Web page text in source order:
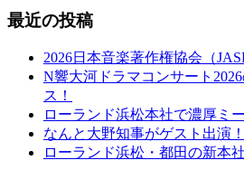
最近の投稿
2026日本音楽著作権協会（
N響大河ドラマコンサート
ス！
ローランド浜松本社で濃厚ミ
なんと大野知事がゲスト出演！
ローランド浜松・都田の新本